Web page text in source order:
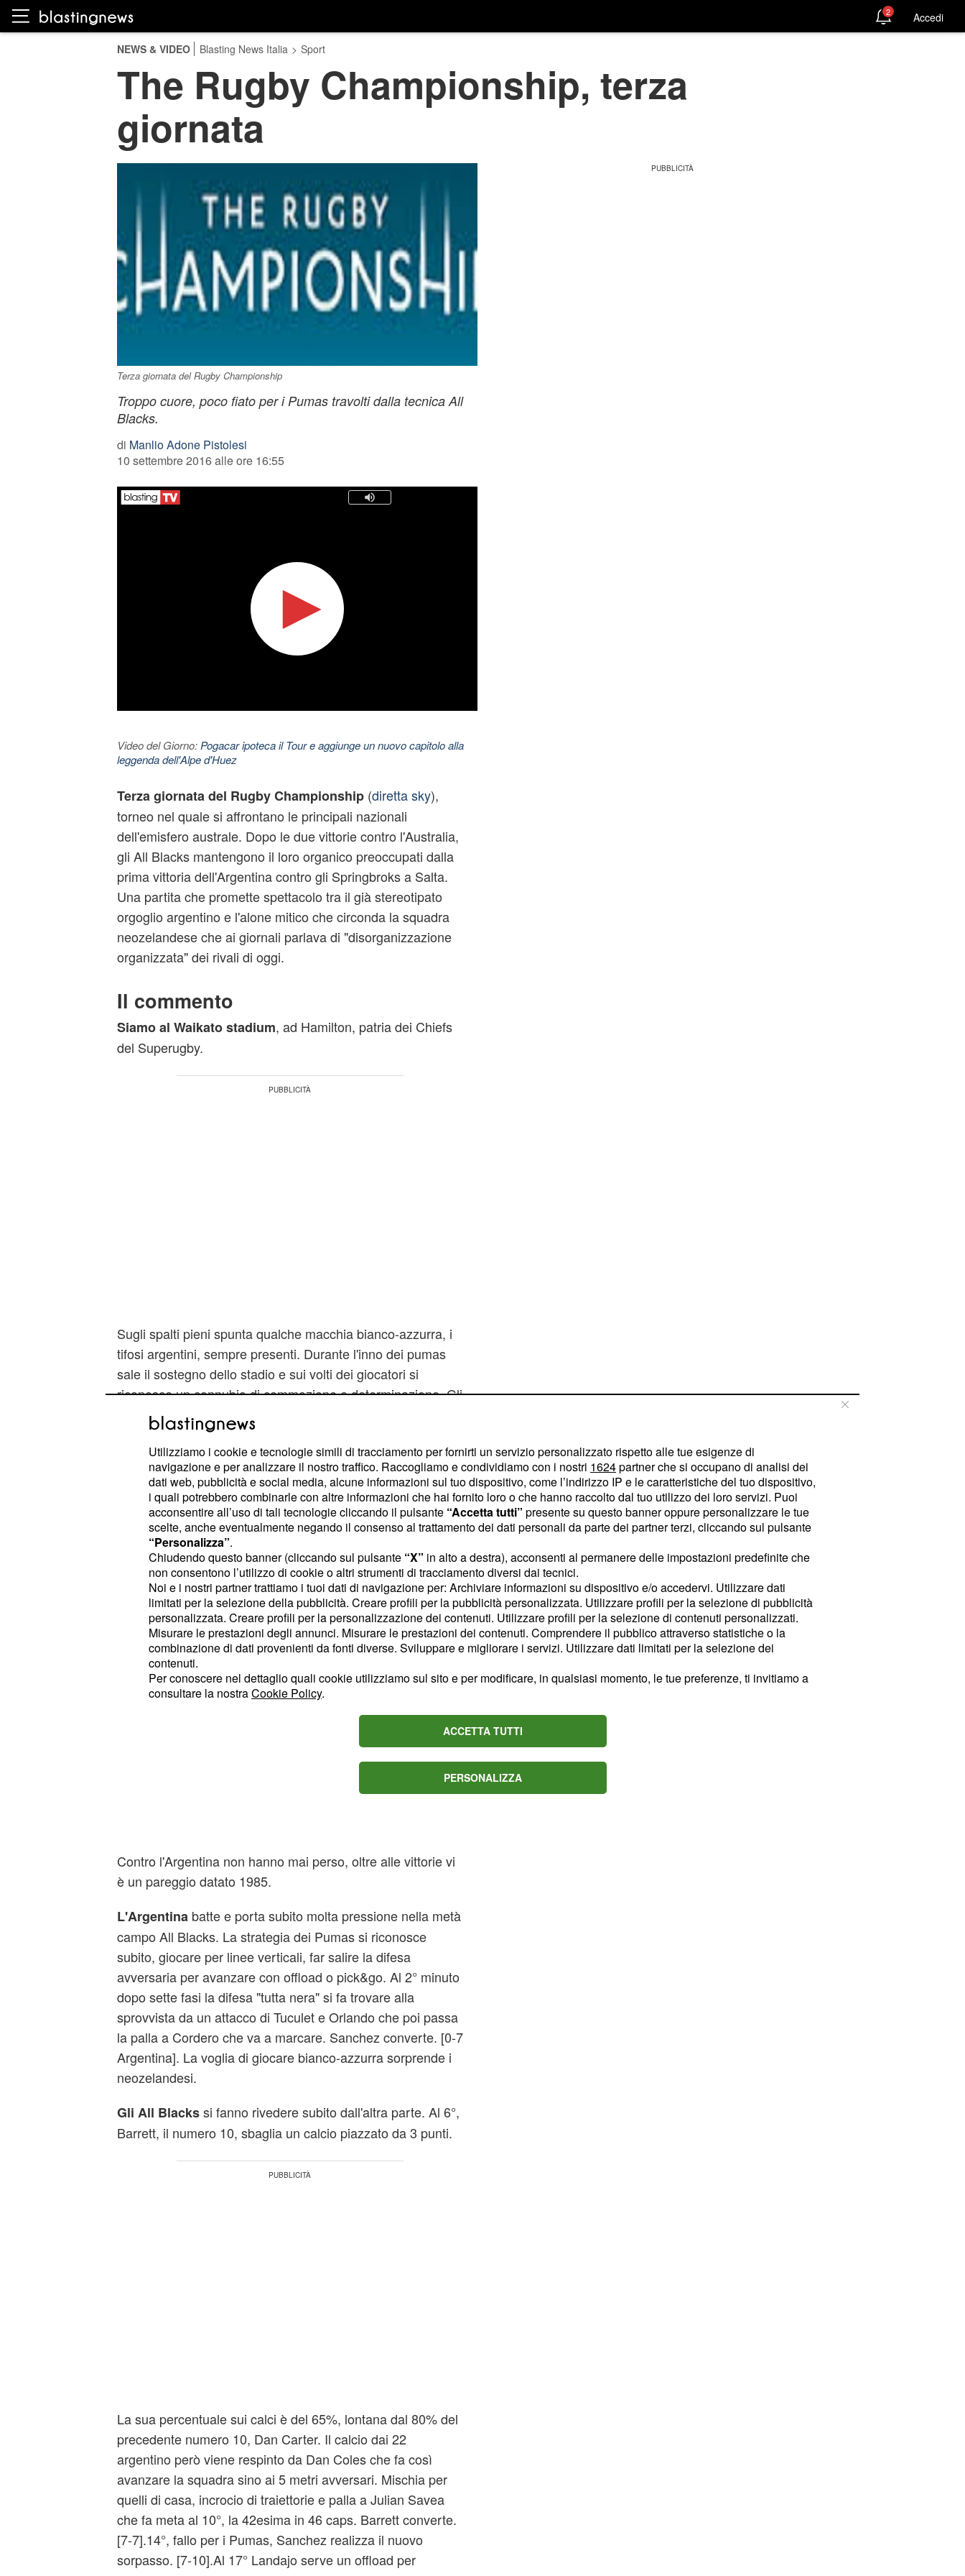
2 Accedi
NEWS & VIDEO Blasting News Italia > Sport
The Rugby Championship, terza
giornata
Terza giornata del Rugby Championship
Troppo cuore, poco fiato per i Pumas travolti dalla tecnica All
Blacks.
di Manlio Adone Pistolesi
10 settembre 2016 alle ore 16:55
Video del Giorno: Pogacar ipoteca il Tour e aggiunge un nuovo capitolo alla
leggenda dell'Alpe d'Huez
Terza giornata del Rugby Championship(diretta sky),
torneo nel quale si affrontano le principali nazionali
dell'emisfero australe. Dopo le due vittorie contro l'Australia,
gli All Blacks mantengono il loro organico preoccupati dalla
prima vittoria dell'Argentina contro gli Springbroks a Salta.
Una partita che promette spettacolo tra il già stereotipato
orgoglio argentino e l'alone mitico che circonda la squadra
neozelandese che ai giornali parlava di "disorganizzazione
organizzata" dei rivali di oggi.
Il commento
Siamo al Waikato stadium, ad Hamilton, patria dei Chiefs
del Superugby.
Sugli spalti pieni spunta qualche macchia bianco-azzurra, i
tifosi argentini, sempre presenti. Durante l'inno dei pumas
sale il sostegno dello stadio e sui volti dei giocatori si
riconosce un connubio di commozione e determinazione. Gli
All Blacks fanno capire sin da subito ai loro rivali che oggi
sarà battaglia. Inscenano la Kapa o Pango, l'haka cattiva,
guidata da Aaron Smith. L'Argentina in un anno è riuscita a
crescere in ambito internazionale, soprattutto grazie alla
squadra degli Jaguares, dal 2016 nel Superugby. Gli All
Blacks cercano il 14 esimo successo consecutivo. Dal 2011
a oggi hanno giocato 59 partite, di queste solo 3 perse. In
Nuova Zelanda non perdono da 42 partite e hanno una
percentuale di vittoria casalinga pari al 83%.
Contro l'Argentina non hanno mai perso, oltre alle vittorie vi
è un pareggio datato 1985.
L'Argentina batte e porta subito molta pressione nella metà
campo All Blacks. La strategia dei Pumas si riconosce
subito, giocare per linee verticali, far salire la difesa
avversaria per avanzare con offload o pick&go. Al 2° minuto
dopo sette fasi la difesa "tutta nera" si fa trovare alla
sprovvista da un attacco di Tuculet e Orlando che poi passa
la palla a Cordero che va a marcare. Sanchez converte. [0-7
Argentina]. La voglia di giocare bianco-azzurra sorprende i
neozelandesi.
Gli All Blackssi fanno rivedere subito dall'altra parte. Al 6°,
Barrett, il numero 10, sbaglia un calcio piazzato da 3 punti.
La sua percentuale sui calci è del 65%, lontana dal 80% del
precedente numero 10, Dan Carter. Il calcio dai 22
argentino però viene respinto da Dan Coles che fa così
avanzare la squadra sino ai 5 metri avversari. Mischia per
quelli di casa, incrocio di traiettorie e palla a Julian Savea
che fa meta al 10°, la 42esima in 46 caps. Barrett converte.
[7-7].14°, fallo per i Pumas, Sanchez realizza il nuovo
sorpasso. [7-10].Al 17° Landajo serve un offload per
Utilizziamo i cookie e tecnologie simili di tracciamento per fornirti un servizio personalizzato rispetto alle tue esigenze di
navigazione e per analizzare il nostro traffico. Raccogliamo e condividiamo con i nostri 1624partner che si occupano di analisi dei
dati web, pubblicità e social media, alcune informazioni sul tuo dispositivo, come l’indirizzo IP e le caratteristiche del tuo dispositivo,
i quali potrebbero combinarle con altre informazioni che hai fornito loro o che hanno raccolto dal tuo utilizzo dei loro servizi. Puoi
acconsentire all’uso di tali tecnologie cliccando il pulsante “Accetta tutti” presente su questo banner oppure personalizzare le tue
scelte, anche eventualmente negando il consenso al trattamento dei dati personali da parte dei partner terzi, cliccando sul pulsante
“Personalizza”.
Chiudendo questo banner (cliccando sul pulsante “X” in alto a destra), acconsenti al permanere delle impostazioni predefinite che
non consentono l’utilizzo di cookie o altri strumenti di tracciamento diversi dai tecnici.
Noi e i nostri partner trattiamo i tuoi dati di navigazione per: Archiviare informazioni su dispositivo e/o accedervi. Utilizzare dati
limitati per la selezione della pubblicità. Creare profili per la pubblicità personalizzata. Utilizzare profili per la selezione di pubblicità
personalizzata. Creare profili per la personalizzazione dei contenuti. Utilizzare profili per la selezione di contenuti personalizzati.
Misurare le prestazioni degli annunci. Misurare le prestazioni dei contenuti. Comprendere il pubblico attraverso statistiche o la
combinazione di dati provenienti da fonti diverse. Sviluppare e migliorare i servizi. Utilizzare dati limitati per la selezione dei
contenuti.
Per conoscere nel dettaglio quali cookie utilizziamo sul sito e per modificare, in qualsiasi momento, le tue preferenze, ti invitiamo a
consultare la nostraCookie Policy.
ACCETTA TUTTI
PERSONALIZZA